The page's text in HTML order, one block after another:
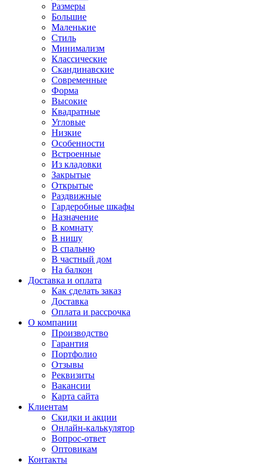
Размеры
Большие
Маленькие
Стиль
Минимализм
Классические
Скандинавские
Современные
Форма
Высокие
Квадратные
Угловые
Низкие
Особенности
Встроенные
Из кладовки
Закрытые
Открытые
Раздвижные
Гардеробные шкафы
Назначение
В комнату
В нишу
В спальню
В частный дом
На балкон
Доставка и оплата
Как сделать заказ
Доставка
Оплата и рассрочка
О компании
Производство
Гарантия
Портфолио
Отзывы
Реквизиты
Вакансии
Карта сайта
Клиентам
Скидки и акции
Онлайн-калькулятор
Вопрос-ответ
Оптовикам
Контакты